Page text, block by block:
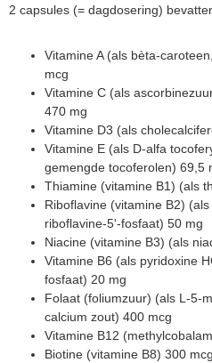
2 capsules (= dagdosering)
Vitamine A (als bèta-
mcg
Vitamine C (als
470 mg
Vitamine D3 (als
Vitamine E (als D-alfa
gemengde tocoferolen) 69,5
Thiamine (vitamine B1) (als
Riboflavine (vitamine B2)
riboflavine-5'-fosfaat) 50 mg
Niacine (vitamine B3) (als
Vitamine B6 (als pyridoxine
fosfaat) 20 mg
Folaat (foliumzuur) (als L-5-
calcium zout) 400 mcg
Vitamine B12
Biotine (vitamine B8) 300 mcg